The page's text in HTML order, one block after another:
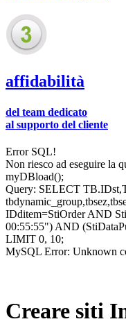
affidabilità
del team dedicato
al supporto del cliente
Error SQL!
Non riesco ad eseguire la
myDBload();
Query: SELECT
IDditem=StiOrder AND
00:55:55") AND
LIMIT 0, 10;
MySQL Error: Unknown
Creare siti